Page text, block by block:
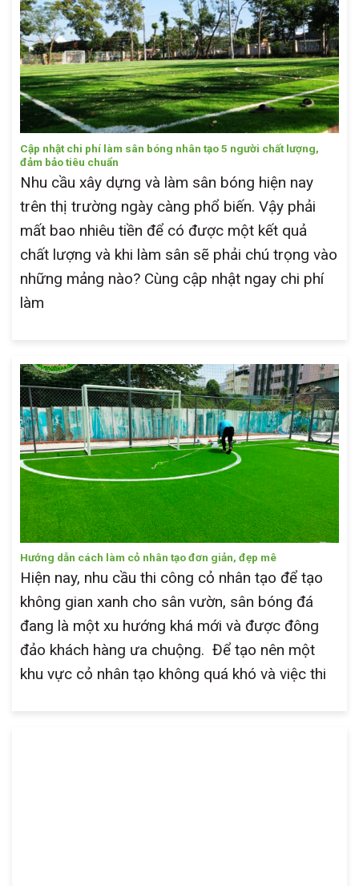
Cập nhật chi phí làm sân bóng nhân tạo 5 người chất lượng,
đảm bảo tiêu chuẩn
Nhu cầu xây dựng và làm sân bóng hiện nay
trên thị trường ngày càng phổ biến. Vậy phải
mất bao nhiêu tiền để có được một kết quả
chất lượng và khi làm sân sẽ phải chú trọng vào
những mảng nào? Cùng cập nhật ngay chi phí
làm
Hướng dẫn cách làm cỏ nhân tạo đơn giản, đẹp mê
Hiện nay, nhu cầu thi công cỏ nhân tạo để tạo
không gian xanh cho sân vườn, sân bóng đá
đang là một xu hướng khá mới và được đông
đảo khách hàng ưa chuộng. Để tạo nên một
khu vực cỏ nhân tạo không quá khó và việc thi